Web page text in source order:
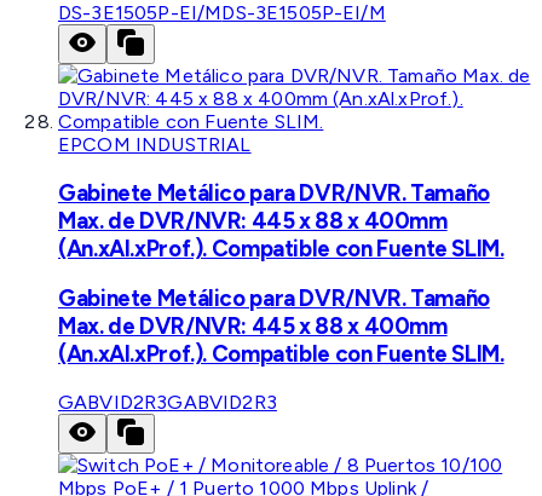
DS-3E1505P-EI/MDS-3E1505P-EI/M
EPCOM INDUSTRIAL
Gabinete Metálico para DVR/NVR. Tamaño
Max. de DVR/NVR: 445 x 88 x 400mm
(An.xAl.xProf.). Compatible con Fuente SLIM.
Gabinete Metálico para DVR/NVR. Tamaño
Max. de DVR/NVR: 445 x 88 x 400mm
(An.xAl.xProf.). Compatible con Fuente SLIM.
GABVID2R3GABVID2R3